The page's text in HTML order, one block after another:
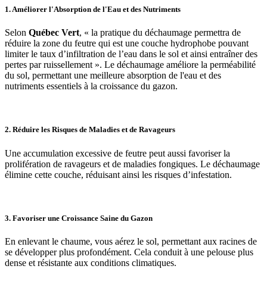
1.Améliorer l'Absorption de l'Eau et des Nutriments
Selon Québec Vert, « la pratique du déchaumage permettra de
réduire la zone du feutre qui est une couche hydrophobe pouvant
limiter le taux d’infiltration de l’eau dans le sol et ainsi entraîner des
pertes par ruissellement ». Le déchaumage améliore la perméabilité
du sol, permettant une meilleure absorption de l'eau et des
nutriments essentiels à la croissance du gazon.
2. Réduire les Risques de Maladies et de Ravageurs
Une accumulation excessive de feutre peut aussi favoriser la
prolifération de ravageurs et de maladies fongiques. Le déchaumage
élimine cette couche, réduisant ainsi les risques d’infestation.
3. Favoriser une Croissance Saine du Gazon
En enlevant le chaume, vous aérez le sol, permettant aux racines de
se développer plus profondément. Cela conduit à une pelouse plus
dense et résistante aux conditions climatiques.